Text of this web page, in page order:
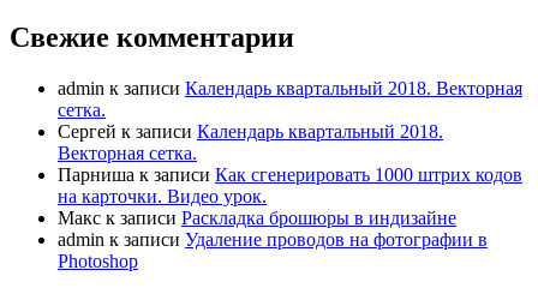
Свежие комментарии
admin к записи Календарь квартальный 2018. Векторная
сетка.
Сергей к записи Календарь квартальный 2018.
Векторная сетка.
Парниша к записи Как сгенерировать 1000 штрих кодов
на карточки. Видео урок.
Макс к записи Раскладка брошюры в индизайне
admin к записи Удаление проводов на фотографии в
Photoshop